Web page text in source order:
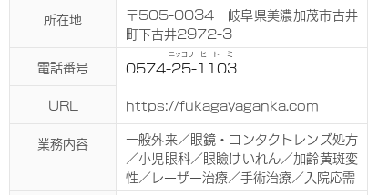
所在地
〒505-0034 岐阜県美濃加茂市古井
町下古井2972-3
電話番号
0574-25
ニッコリ
-1103
ヒトミ
URL
https://fukagayaganka.com
業務内容
一般外来／眼鏡・コンタクトレンズ処方
／小児眼科／眼瞼けいれん／加齢黄斑変
性／レーザー治療／手術治療／入院応需